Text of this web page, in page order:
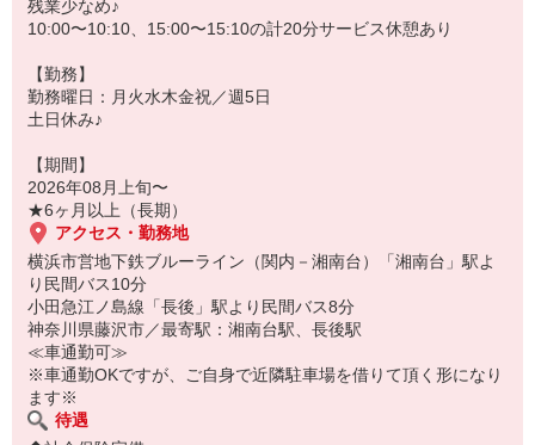
残業少なめ♪
10:00〜10:10、15:00〜15:10の計20分サービス休憩あり
【勤務】
勤務曜日：月火水木金祝／週5日
土日休み♪
【期間】
2026年08月上旬〜
★6ヶ月以上（長期）
アクセス・勤務地
横浜市営地下鉄ブルーライン（関内－湘南台）「湘南台」駅よ
り民間バス10分
小田急江ノ島線「長後」駅より民間バス8分
神奈川県藤沢市／最寄駅：湘南台駅、長後駅
≪車通勤可≫
※車通勤OKですが、ご自身で近隣駐車場を借りて頂く形になり
ます※
待遇